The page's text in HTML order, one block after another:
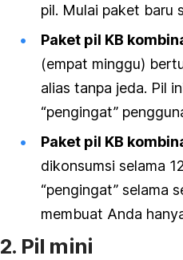
pil. Mulai paket baru
Paket pil KB
(empat minggu)
alias tanpa jeda. Pil
“pengingat”
Paket pil KB
dikonsumsi selama
“pengingat” selama
membuat Anda
2. Pil mini